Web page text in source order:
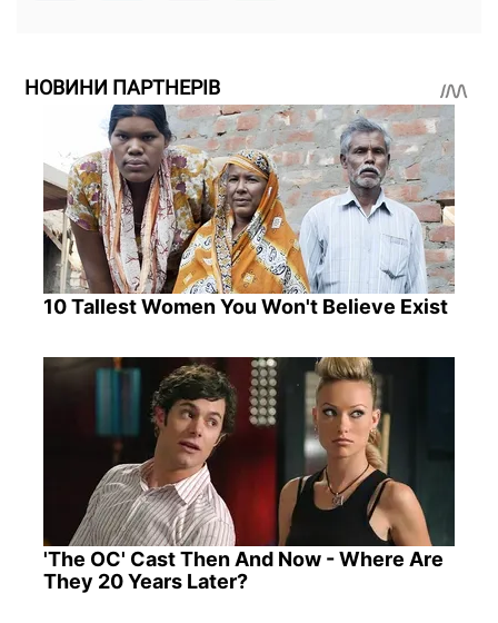
НОВИНИ ПАРТНЕРІВ
10 Tallest Women You Won't Believe Exist
'The OC' Cast Then And Now - Where Are
They 20 Years Later?